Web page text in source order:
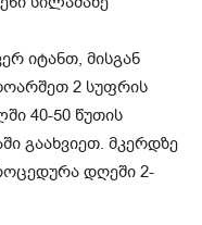
იტანთ, მისგან
2 სუფრის
40-50 წუთის
გაახვიეთ. მკერდზე
დღეში 2-